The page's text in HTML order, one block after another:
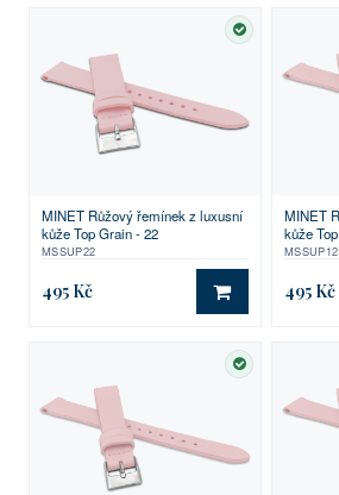
SKLADEM
MINET Růžový řemínek z luxusní
kůže Top Grain - 22
MSSUP22
495 Kč DO KOŠÍKU
MINET
kůže
MSSUP12
495 Kč
SKLADEM